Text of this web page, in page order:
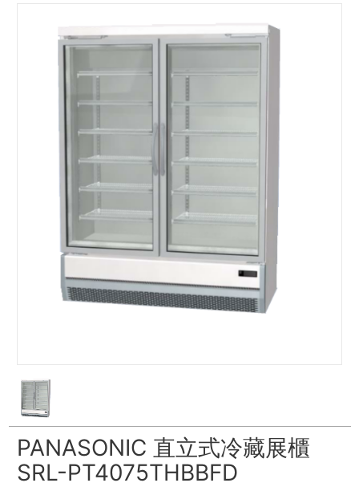
PANASONIC 直立式冷藏展櫃
SRL-PT4075THBBFD